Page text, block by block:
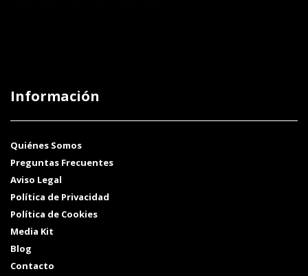
Información
Quiénes Somos
Preguntas Frecuentes
Aviso Legal
Política de Privacidad
Política de Cookies
Media Kit
Blog
Contacto